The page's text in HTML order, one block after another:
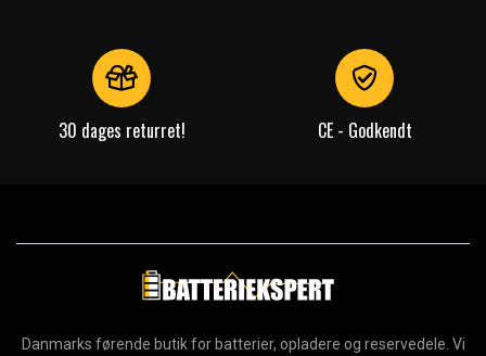
30 dages returret! CE - Godkendt
Danmarks førende butik for batterier, opladere og reservedele. Vi